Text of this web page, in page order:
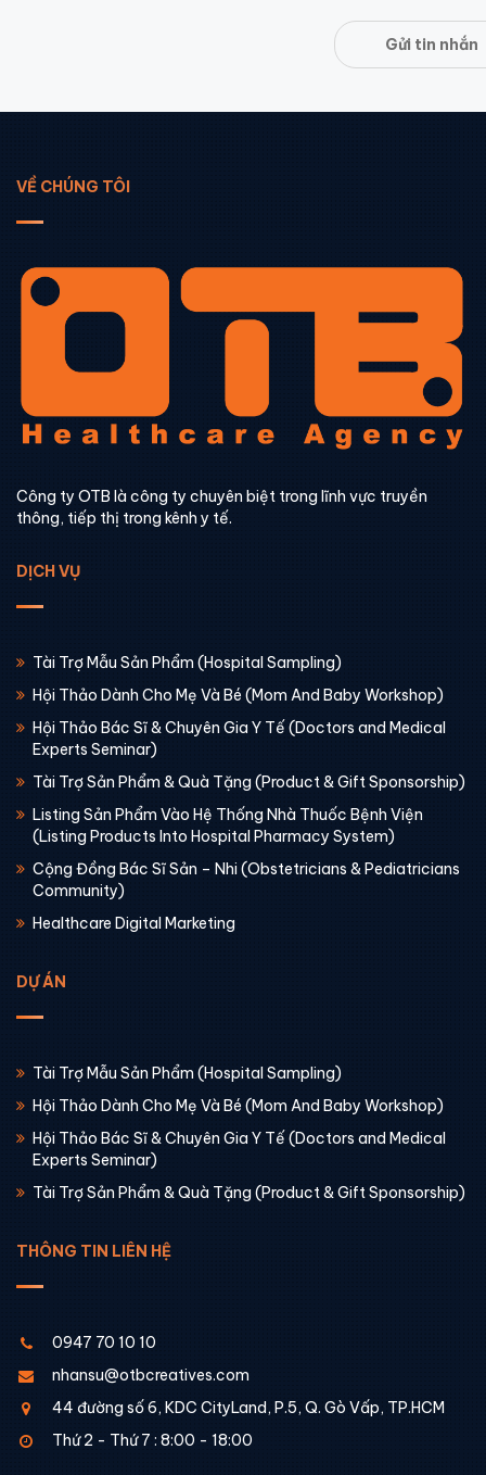
Gửi tin nhắn
VỀ CHÚNG TÔI
Công ty OTB là công ty chuyên biệt trong lĩnh vực truyền
thông, tiếp thị trong kênh y tế.
DỊCH VỤ
Tài Trợ Mẫu Sản Phẩm (Hospital Sampling)
Hội Thảo Dành Cho Mẹ Và Bé (Mom And Baby Workshop)
Hội Thảo Bác Sĩ & Chuyên Gia Y Tế (Doctors and Medical
Experts Seminar)
Tài Trợ Sản Phẩm & Quà Tặng (Product & Gift Sponsorship)
Listing Sản Phẩm Vào Hệ Thống Nhà Thuốc Bệnh Viện
(Listing Products Into Hospital Pharmacy System)
Cộng Đồng Bác Sĩ Sản – Nhi (Obstetricians & Pediatricians
Community)
Healthcare Digital Marketing
DỰ ÁN
Tài Trợ Mẫu Sản Phẩm (Hospital Sampling)
Hội Thảo Dành Cho Mẹ Và Bé (Mom And Baby Workshop)
Hội Thảo Bác Sĩ & Chuyên Gia Y Tế (Doctors and Medical
Experts Seminar)
Tài Trợ Sản Phẩm & Quà Tặng (Product & Gift Sponsorship)
THÔNG TIN LIÊN HỆ
0947 70 10 10
nhansu@otbcreatives.com
44 đường số 6, KDC CityLand, P.5, Q. Gò Vấp, TP.HCM
Thứ 2 - Thứ 7 : 8:00 - 18:00